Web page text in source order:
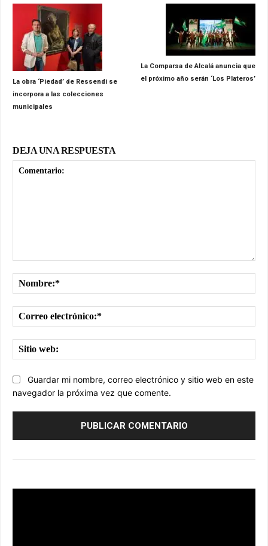
La obra ‘Piedad’ de Ressendi se
incorpora a las colecciones
municipales
La Comparsa de Alcalá anuncia que
el próximo año serán ‘Los Plateros’
DEJA UNA RESPUESTA
Guardar mi nombre, correo electrónico y sitio web en este
navegador la próxima vez que comente.